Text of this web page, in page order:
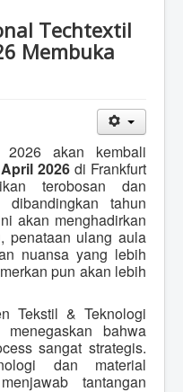
Techtextil
Membuka
2026 akan kembali
2026 di Frankfurt
terobosan dan
tahun
akan menghadirkan
penataan ulang aula
nuansa yang lebih
pun akan lebih
Tekstil & Teknologi
bahwa
sangat strategis.
dan material
tantangan